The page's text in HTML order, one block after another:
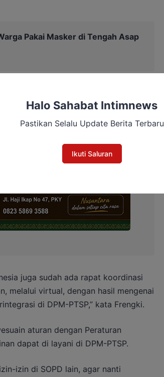
Pakai Masker di Tengah Asap
juga sudah ada rapat koordinasi
melalui virtual, dengan hasil mengenai
di DPM-PTSP,” kata Frengki.
aturan dengan Peraturan
dapat di layani di DPM-PTSP.
izin di SOPD lain, agar nanti
Halo Sahabat Intimnews
Pastikan Selalu Update Berita Terbaru
Ikuti Saluran